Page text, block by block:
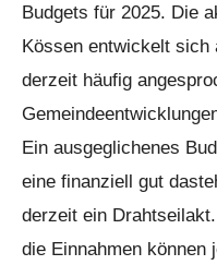
Budgets für 2025. Die
Kössen entwickelt sich
derzeit häufig
Ein ausgeglichenes
eine finanziell gut
derzeit ein
die Einnahmen können